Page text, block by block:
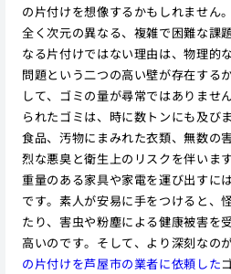
の片付けを想像するかもしれません
全く次元の異なる、複雑で困難な課
なる片付けではない理由は、物理的
問題という二つの高い壁が存在する
して、ゴミの量が尋常ではありませ
られたゴミは、時に数トンにも及び
食品、汚物にまみれた衣類、無数の
烈な悪臭と衛生上のリスクを伴いま
重量のある家具や家電を運び出すに
です。素人が安易に手をつけると、
たり、害虫や粉塵による健康被害を
高いのです。そして、より深刻なの
の片付けを芦屋市の業者に依頼した